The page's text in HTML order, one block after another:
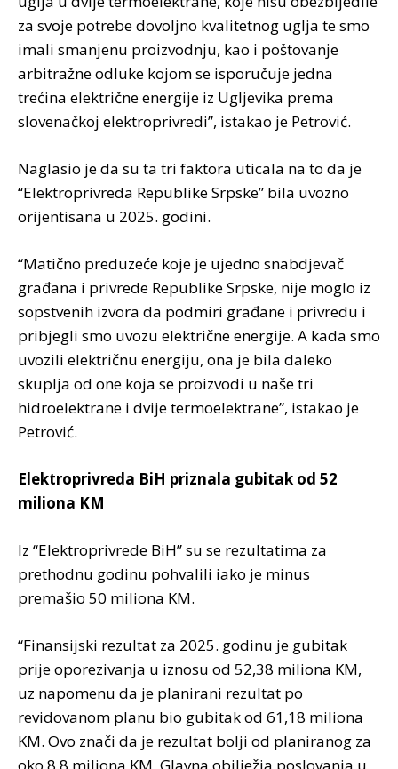
za svoje potrebe dovoljno kvalitetnog uglja te smo
imali smanjenu proizvodnju, kao i poštovanje
arbitražne odluke kojom se isporučuje jedna
trećina električne energije iz Ugljevika prema
slovenačkoj elektroprivredi”, istakao je Petrović.
Naglasio je da su ta tri faktora uticala na to da je
“Elektroprivreda Republike Srpske” bila uvozno
orijentisana u 2025. godini.
“Matično preduzeće koje je ujedno snabdjevač
građana i privrede Republike Srpske, nije moglo iz
sopstvenih izvora da podmiri građane i privredu i
pribjegli smo uvozu električne energije. A kada smo
uvozili električnu energiju, ona je bila daleko
skuplja od one koja se proizvodi u naše tri
hidroelektrane i dvije termoelektrane”, istakao je
Petrović.
Elektroprivreda BiH priznala gubitak od 52
miliona KM
Iz “Elektroprivrede BiH” su se rezultatima za
prethodnu godinu pohvalili iako je minus
premašio 50 miliona KM.
“Finansijski rezultat za 2025. godinu je gubitak
prije oporezivanja u iznosu od 52,38 miliona KM,
uz napomenu da je planirani rezultat po
revidovanom planu bio gubitak od 61,18 miliona
KM. Ovo znači da je rezultat bolji od planiranog za